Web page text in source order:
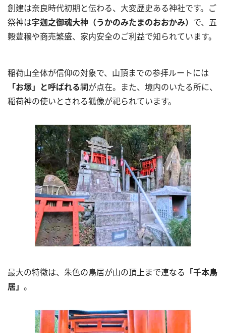
創建は奈良時代初期と伝わる、大変歴史ある神社です。ご
祭神は宇迦之御魂大神（うかのみたまのおおかみ） で、五
穀豊穣や商売繁盛、家内安全のご利益で知られています。
稲荷山全体が信仰の対象で、山頂までの参拝ルートには
「お塚」と呼ばれる祠が点在。また、境内のいたる所に、
稲荷神の使いとされる狐像が祀られています。
最大の特徴は、朱色の鳥居が山の頂上まで連なる 「千本鳥
居」 。